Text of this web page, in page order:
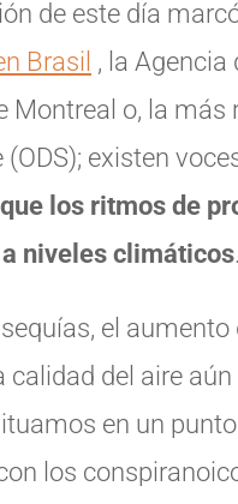
de este día
Brasil , la
Montreal o, la
existen
los ritmos de
niveles climáticos.
el
del aire
en un
los